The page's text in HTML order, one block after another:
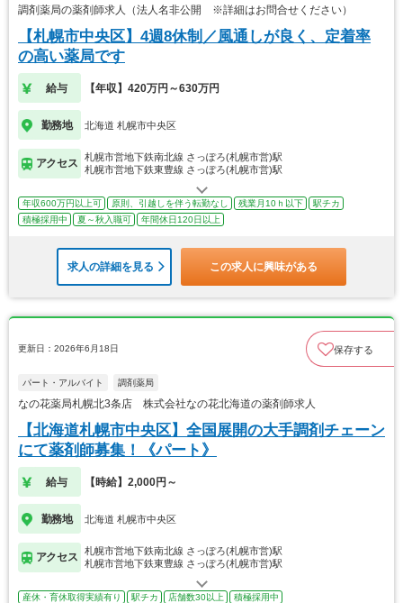
調剤薬局の薬剤師求人（法人名非公開 ※詳細はお問合せください）
【札幌市中央区】4週8休制／風通しが良く、定着率
の高い薬局です
給与 【年収】420万円～630万円
勤務地 北海道 札幌市中央区
アクセス
札幌市営地下鉄南北線 さっぽろ(札幌市営)駅
札幌市営地下鉄東豊線 さっぽろ(札幌市営)駅
年収600万円以上可 原則、引越しを伴う転勤なし 残業月10ｈ以下
駅チカ
積極採用中
夏～秋入職可 年間休日120日以上
求人の詳細を見る この求人に興味がある
更新日：2026年6月18日 保存する
パート・アルバイト 調剤薬局
なの花薬局札幌北3条店 株式会社なの花北海道の薬剤師求人
【北海道札幌市中央区】全国展開の大手調剤チェーン
にて薬剤師募集！《パート》
給与 【時給】2,000円～
勤務地 北海道 札幌市中央区
アクセス
札幌市営地下鉄南北線 さっぽろ(札幌市営)駅
札幌市営地下鉄東豊線 さっぽろ(札幌市営)駅
産休・育休取得実績有り 駅チカ 店舗数30以上 積極採用中